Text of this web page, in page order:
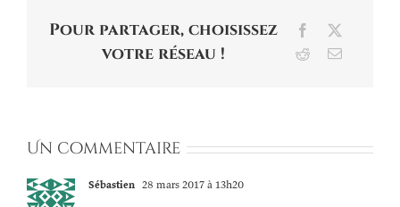
Pour partager, choisissez
votre réseau !
Facebook
RedditEmail
Un commentaire
Sébastien 28 mars 2017 à 13h20